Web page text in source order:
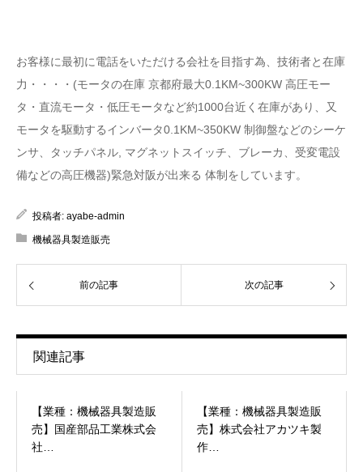
お客様に最初に電話をいただける会社を目指す為、技術者と在庫
力・・・・(モータの在庫 京都府最大0.1KM~300KW 高圧モー
タ・直流モータ・低圧モータなど約1000台近く在庫があり、又
モータを駆動するインバータ0.1KM~350KW 制御盤などのシーケ
ンサ、タッチパネル, マグネットスイッチ、ブレーカ、受変電設
備などの高圧機器)緊急対阪が出来る 体制をしています。
投稿者: ayabe-admin
機械器具製造販売
前の記事 次の記事
関連記事
【業種：機械器具製造販
売】国産部品工業株式会
社…
【業種：機械器具製造販
売】株式会社アカツキ製
作…